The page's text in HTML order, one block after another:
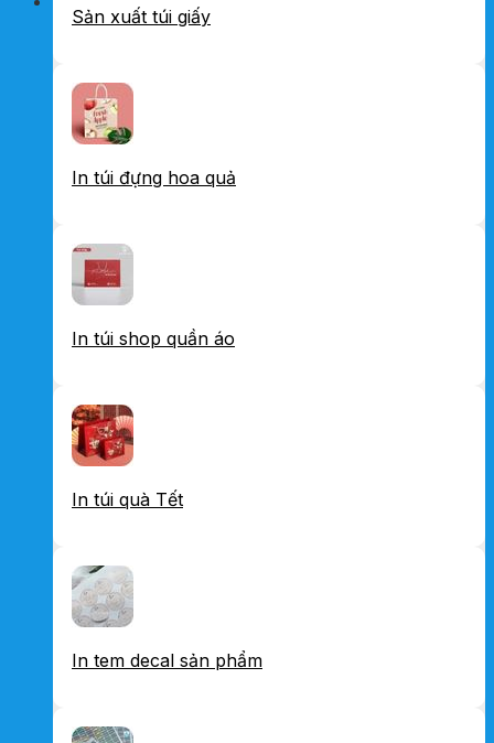
Sản xuất túi giấy
In túi đựng hoa quả
In túi shop quần áo
In túi quà Tết
In tem decal sản phẩm